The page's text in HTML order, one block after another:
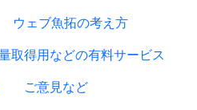
ウェブ魚拓の考え方
取得用などの有料サービス
ご意見など